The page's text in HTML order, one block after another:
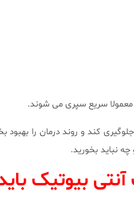
معمولا سریع سپری می شوند.
کند و روند درمان را بهبود
نباید بخورید.
بیوتیک